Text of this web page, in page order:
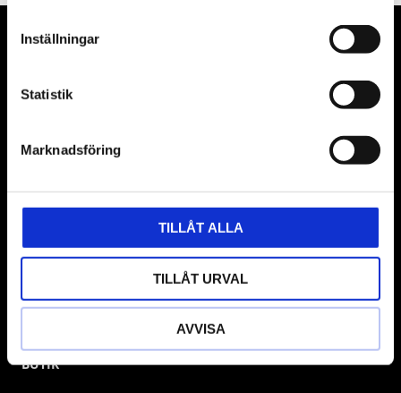
Inställningar
Statistik
Marknadsföring
TILLÅT ALLA
TILLÅT URVAL
AVVISA
VÅRA LEVERANTÖRER
Våra främsta leverantörer är KS Tools verktyg, ATH billyftar
& däckmaskiner och Master luftmaskiner. Kontakta oss
gärna om vad som helst då vi gör vårt yttersta för att hjälpa
BUTIK